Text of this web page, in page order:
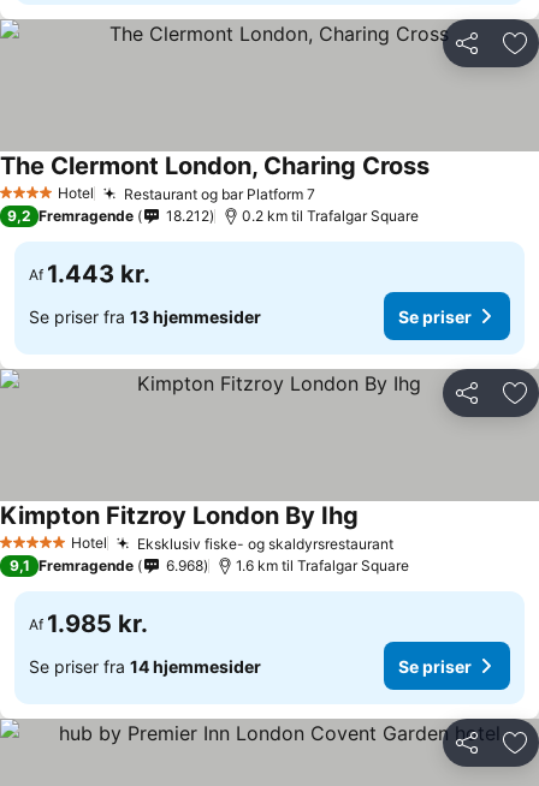
Del
4 StjernerHotel Restaurant og bar Platform 7
The Clermont London, Charing Cross
9,2 Fremragende 18.212 0.2 km til Trafalgar Square
Af 1.443 kr.
Se priser fra 13 hjemmesider Se priser
Del
5 Stjerner Hotel Eksklusiv fiske- og skaldyrsrestaurant
Kimpton Fitzroy London By Ihg
9,1 Fremragende 6.968 1.6 km til Trafalgar Square
Af 1.985 kr.
Se priser fra 14 hjemmesider Se priser
Del